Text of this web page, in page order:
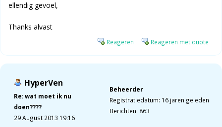
ellendig gevoel,
Thanks alvast
Reageren Reageren met quote
HyperVen
Re: wat moet ik nu
doen????
29 August 2013 19:16
Beheerder
Registratiedatum: 16 jaren geleden
Berichten: 863